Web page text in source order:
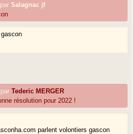
parSalagnac jf
parTederic MERGER
résolution pour 2022 !
parlent volontiers gascon